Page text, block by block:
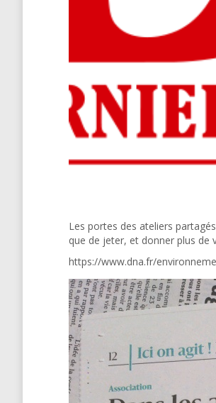
Les portes des ateliers
que de jeter, et donner plus de
https://www.dna.fr/